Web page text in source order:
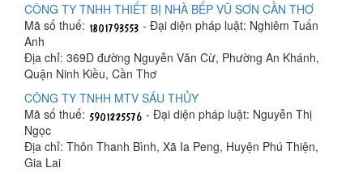
CÔNG TY TNHH THIẾT BỊ NHÀ BẾP VŨ SƠN CẦN THƠ
Mã số thuế:
- Đại diện pháp luật: Nghiêm Tuấn
Anh
Địa chỉ: 369D đường Nguyễn Văn Cừ, Phường An Khánh,
Quận Ninh Kiều, Cần Thơ
CÔNG TY TNHH MTV SÁU THỦY
Mã số thuế:
- Đại diện pháp luật: Nguyễn Thị
Ngọc
Địa chỉ: Thôn Thanh Bình, Xã Ia Peng, Huyện Phú Thiện,
Gia Lai